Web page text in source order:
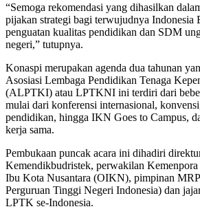
“Semoga rekomendasi yang dihasilkan
pijakan strategi bagi terwujudnya Indonesia
penguatan kualitas pendidikan dan SDM
negeri,” tutupnya.
Konaspi merupakan agenda dua tahunan
Asosiasi Lembaga Pendidikan Tenaga
(ALPTKI) atau LPTKNI ini terdiri dari
mulai dari konferensi internasional,
pendidikan, hingga IKN Goes to Campus,
kerja sama.
Pembukaan puncak acara ini dihadiri
Kemendikbudristek, perwakilan
Ibu Kota Nusantara (OIKN), pimpinan
Perguruan Tinggi Negeri Indonesia) dan
LPTK se-Indonesia.